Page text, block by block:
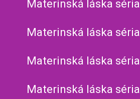
Materinská láska
Materinská láska
Materinská láska
Materinská láska